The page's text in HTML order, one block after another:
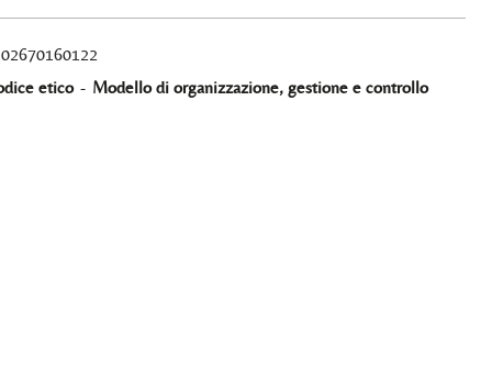
etico - Modello di organizzazione, gestione e controllo